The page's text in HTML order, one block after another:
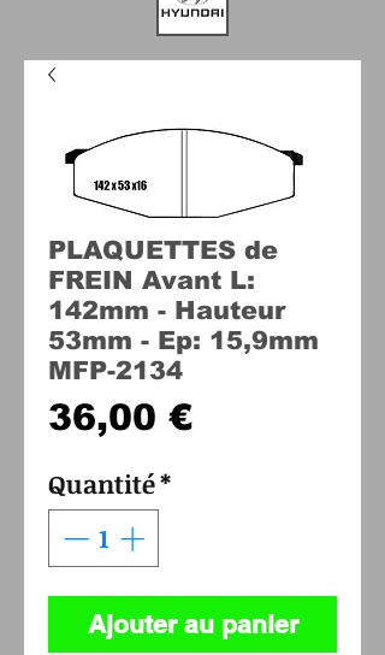
PLAQUETTES de
FREIN Avant L:
142mm - Hauteur
53mm - Ep: 15,9mm
MFP-2134
36,00 €Prix
Quantité*
Ajouter au panier